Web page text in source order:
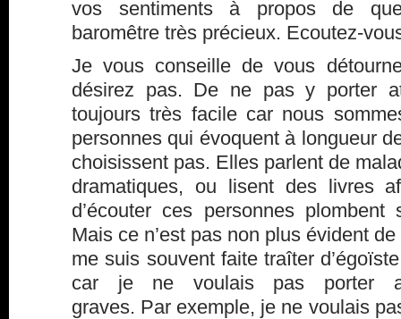
vos sentiments à propos de
baromêtre très précieux. Ecoutez-
Je vous conseille de vous
désirez pas. De ne pas y porter
toujours très facile car nous
personnes qui évoquent à longueur
choisissent pas. Elles parlent de
dramatiques, ou lisent des livres
d’écouter ces personnes plombent
Mais ce n’est pas non plus évident
me suis souvent faite traîter
car je ne voulais pas porter
graves. Par exemple, je ne voulais